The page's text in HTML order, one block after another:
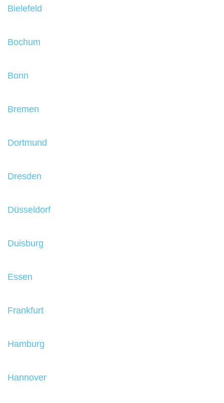
Bielefeld
Bochum
Bonn
Bremen
Dortmund
Dresden
Düsseldorf
Duisburg
Essen
Frankfurt
Hamburg
Hannover